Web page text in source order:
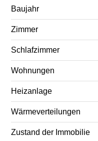
Baujahr
Zimmer
Schlafzimmer
Wohnungen
Heizanlage
Wärmeverteilungen
Zustand der Immobilie